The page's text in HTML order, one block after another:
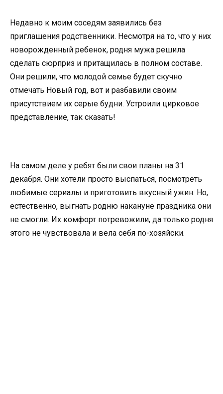
Недавно к моим соседям заявились без
приглашения родственники. Несмотря на то, что у них
новорожденный ребенок, родня мужа решила
сделать сюрприз и притащилась в полном составе.
Они решили, что молодой семье будет скучно
отмечать Новый год, вот и разбавили своим
присутствием их серые будни. Устроили цирковое
представление, так сказать!
На самом деле у ребят были свои планы на 31
декабря. Они хотели просто выспаться, посмотреть
любимые сериалы и приготовить вкусный ужин. Но,
естественно, выгнать родню накануне праздника они
не смогли. Их комфорт потревожили, да только родня
этого не чувствовала и вела себя по-хозяйски.